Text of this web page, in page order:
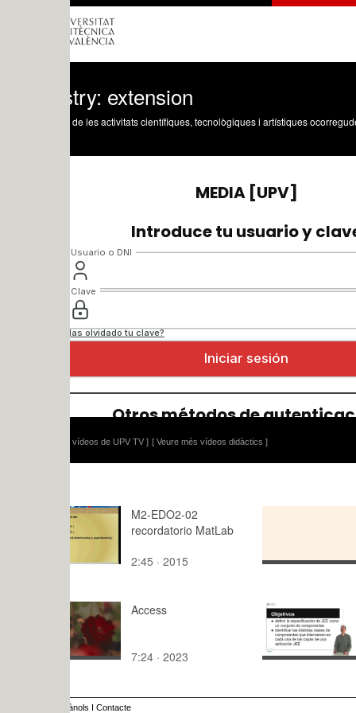
extension
les activitats científiques, tecnològiques i artístiques ocorregudes en els tres
vídeos de UPV TV ] [ Veure més vídeos didàctics ]
M2-EDO2-02
recordatorio MatLab
2:45 · 2015
0:10 · 2021
Access
7:24 · 2023
MODELO
10:30 ·